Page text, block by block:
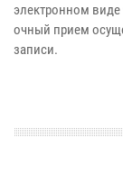
электронном виде
очный прием
записи.